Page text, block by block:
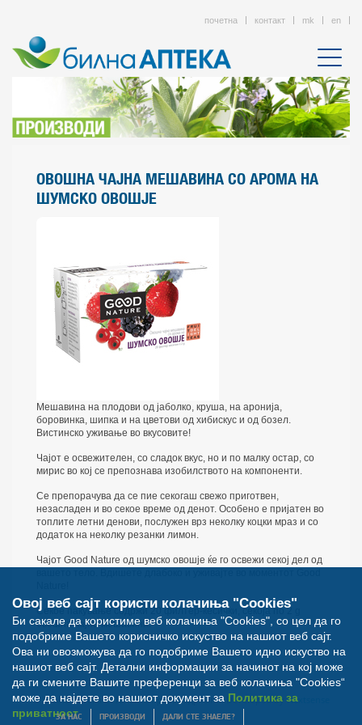
Овој веб сајт користи колачиња "Cookies"
Би сакале да користиме веб колачиња "Cookies", со цел да го
подобриме Вашето корисничко искуство на нашиот веб сајт.
Ова ни овозможува да го подобриме Вашето идно искуство на
нашиот веб сајт. Детални информации за начинот на кој може
да ги смените Вашите преференци за веб колачиња "Cookies“
може да најдете во нашиот документ за Политика за
приватност
почетна контакт mk en
ОВОШНА ЧАЈНА МЕШАВИНА СО АРОМА НА
ШУМСКО ОВОШЈЕ
Мешавина на плодови од јаболко, круша, на аронија,
боровинка, шипка и на цветови од хибискус и од бозел.
Вистинско уживање во вкусовите!
Чајот е освежителен, со сладок вкус, но и по малку остар, со
мирис во кој се препознава изобилството на компоненти.
Се препорачува да се пие секогаш свежо приготвен,
незасладен и во секое време од денот. Особено е пријатен во
топлите летни денови, послужен врз неколку коцки мраз и со
додаток на неколку резанки лимон.
Чајот Good Nature од шумско овошје ќе го освежи секој дел од
Секое пакување содржи 20 филтер-кесички, секоја по 2 g
овошна чајна мешавина.
© Билна Аптека 2012. Сите права задржани. Developed byNextsense
ЗА НАС ПРОИЗВОДИ ДАЛИ СТЕ ЗНАЕЛЕ?